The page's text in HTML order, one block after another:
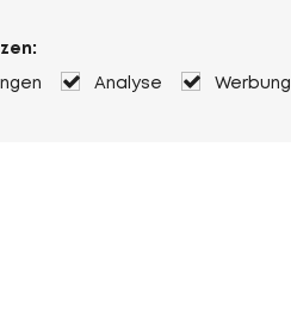
Analyse Werbung